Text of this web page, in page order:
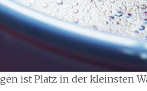
ist Platz in der kleinsten